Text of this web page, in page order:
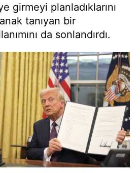
girmeyi planladıklarını
tanıyan bir
da sonlandırdı.